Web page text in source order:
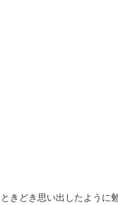
ときどき思い出したように